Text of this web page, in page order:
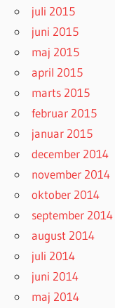
juli 2015
juni 2015
maj 2015
april 2015
marts 2015
februar 2015
januar 2015
december 2014
november 2014
oktober 2014
september 2014
august 2014
juli 2014
juni 2014
maj 2014